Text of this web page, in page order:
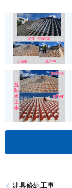
建具修繕工事